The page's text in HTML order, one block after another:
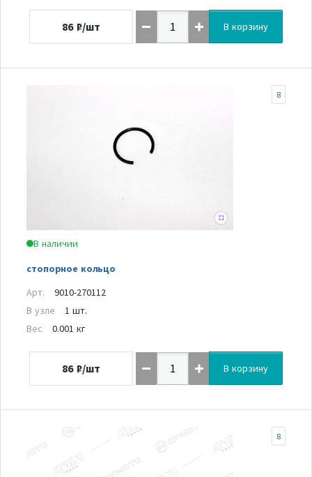
86 ₽/шт В корзину
В наличии
стопорное кольцо
8
Арт.
9010-270112
В узле
1 шт.
Вес
0.001 кг
86 ₽/шт В корзину
8